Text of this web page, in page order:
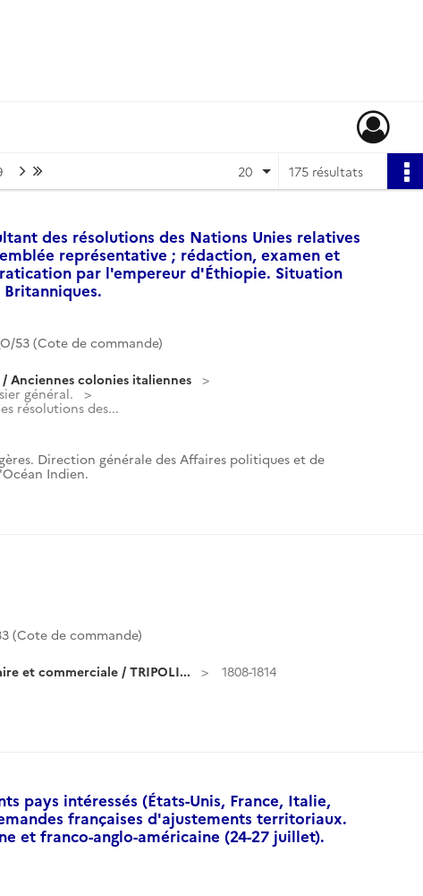
Page suivante : 1/9 175 résultats
20
des résolutions des Nations Unies relatives
représentative ; rédaction, examen et
par l'empereur d'Éthiopie. Situation
53 (Cote de commande)
Anciennes colonies italiennes
général.
résolutions des...
Direction générale des Affaires politiques et de
Indien.
(Cote de commande)
et commerciale / TRIPOLI... 1808-1814
pays intéressés (États-Unis, France, Italie,
françaises d'ajustements territoriaux.
et franco-anglo-américaine (24-27 juillet).